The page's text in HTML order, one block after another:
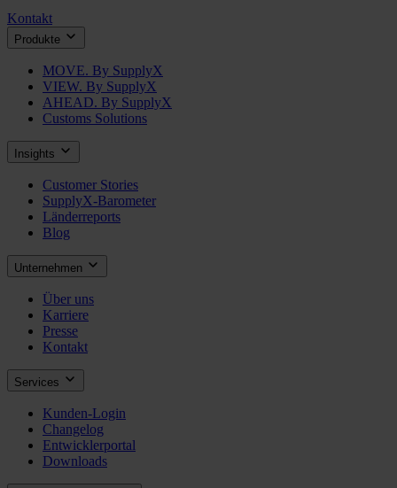
Kontakt
Produkte
MOVE. By SupplyX
VIEW. By SupplyX
AHEAD. By SupplyX
Customs Solutions
Insights
Customer Stories
SupplyX-Barometer
Länderreports
Blog
Unternehmen
Über uns
Karriere
Presse
Kontakt
Services
Kunden-Login
Changelog
Entwicklerportal
Downloads